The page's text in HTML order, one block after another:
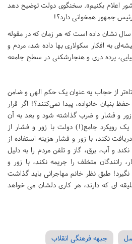
اعلام بکنیم». سخنگوی دولت توضیح دهد
جمهور همخوانی دارد؟!
سال نشان داده است که هر زمان که در مقوله
به افکار سکولاری بها داده شد، مردم و
پرده دری و هنجارشکنی در سطح جامعه
از حجاب یه عنوان یک حکم الهی و ضامن
بنیان خانواده، پیدا نمی‌کنند؟! اگر قرار
زور و فشار و ضرب گذاشته شود و بعد به آن
یک رویکرد جامع(!) دولت با زور و فشار از
نکند، با زور و فشار هزینه استفاده از
و آب، برق، گاز و تلفن مردم را به دلیل
رانندگان متخلف را جریمه نکند، با زور و
طبق نظر خانم مهاجرانی باید گذاشت
ای که دارند، هر کاری دلشان می خواهد
جبهه فرهنگی انقلاب